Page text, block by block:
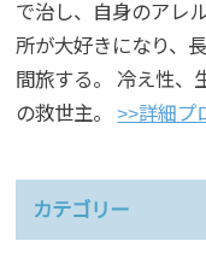
で治し、自身のアレ
所が大好きになり、
間旅する。 冷え性、
の救世主。>>詳細プ
カテゴリー